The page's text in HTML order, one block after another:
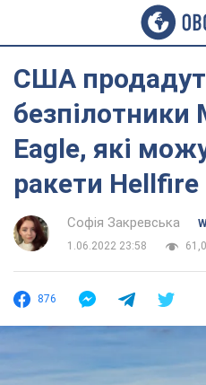
США
безпілотники
Eagle, які
ракети
Софія Закревська
1.06.2022 23:58
876